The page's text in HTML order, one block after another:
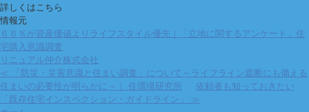
詳しくはこちら
情報元
６６％が資産価値よりライフスタイル優先｜「立地に関するアンケート」住
宅購入意識調査
リニュアル仲介株式会社
≪ 「防災・災害意識と住まい調査」について～ライフライン遮断にも備える
住まいの必要性が明らかに～｜ 住環境研究所
依頼者も知っておきたい
「既存住宅インスペクション・ガイドライン」 ≫